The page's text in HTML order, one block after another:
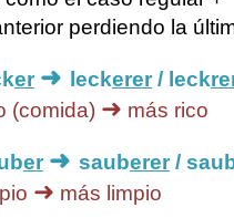
perdiendo la
er ➜ leckerer / leck
(comida) ➜ más rico
er ➜ sauberer /
➜ más limpio